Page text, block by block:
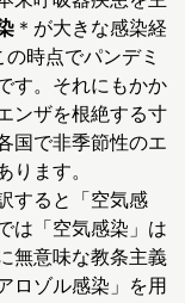
＊が大きな感染経
時点でパンデミ
す。それにもかか
ンザを根絶する寸
国で非季節性のエ
ります。
すると「空気感
は「空気感染」は
無意味な教条主義
ロゾル感染」を用